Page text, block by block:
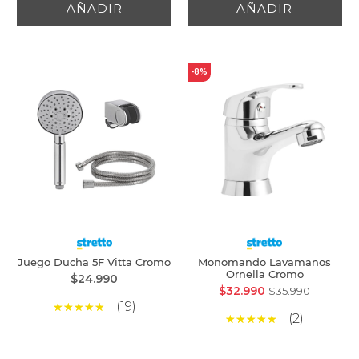
AÑADIR AÑADIR
Juego Ducha 5F Vitta Cromo
$24.990
(19)
-8%
Monomando Lavamanos
Ornella Cromo
$32.990$35.990
(2)